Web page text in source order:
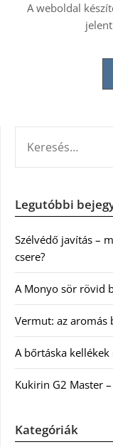
A weboldal
Legutóbbi
Szélvédő javítás –
csere?
A Monyo sör rövid
Vermut: az aromás
A bőrtáska
Kukirin G2 Master
Kategóriák